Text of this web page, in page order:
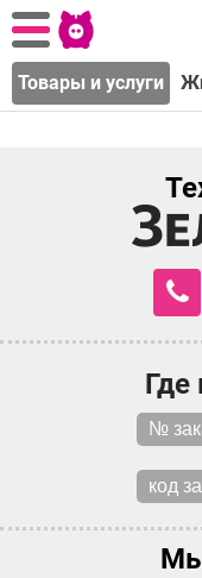
Товары и услуги
Где
Мы